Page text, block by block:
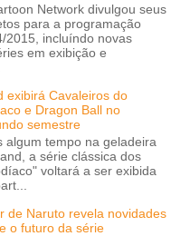
Network divulgou seus
para a programação
2015, incluíndo novas
em exibição e
exibirá Cavaleiros do
e Dragon Ball no
semestre
algum tempo na geladeira
a série clássica dos
voltará a ser exibida
de Naruto revela novidades
o futuro da série